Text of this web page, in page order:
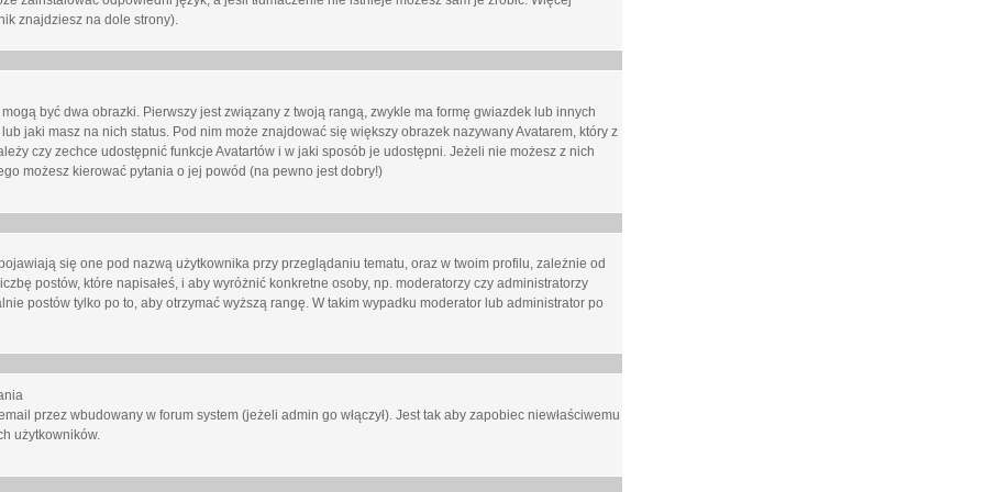
znajdziesz na dole strony).
być dwa obrazki. Pierwszy jest związany z twoją rangą, zwykle ma formę gwiazdek lub innych
jaki masz na nich status. Pod nim może znajdować się większy obrazek nazywany Avatarem, który z
czy zechce udostępnić funkcje Avatartów i w jaki sposób je udostępni. Jeżeli nie możesz z nich
możesz kierować pytania o jej powód (na pewno jest dobry!)
się one pod nazwą użytkownika przy przeglądaniu tematu, oraz w twoim profilu, zależnie od
postów, które napisałeś, i aby wyróżnić konkretne osoby, np. moderatorzy czy administratorzy
postów tylko po to, aby otrzymać wyższą rangę. W takim wypadku moderator lub administrator po
przez wbudowany w forum system (jeżeli admin go włączył). Jest tak aby zapobiec niewłaściwemu
użytkowników.